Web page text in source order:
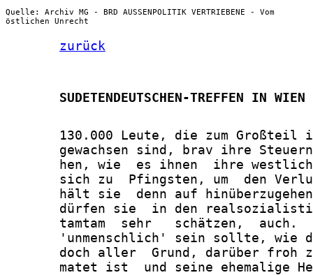
Quelle: Archiv MG - BRD AUSSENPOLITIK VERTRIEBENE - Vom
östlichen Unrecht
zurück
       SUDETENDEUTSCHEN-TREFFEN IN WIEN
130.000 Leute, die zum Großteil
gewachsen sind, brav ihre
hen, wie  es ihnen  ihre
sich zu  Pfingsten, um  den
hält sie  denn auf
dürfen sie  in den
tamtam  sehr   schätzen,  auch.
'unmenschlich' sein sollte, wie
doch aller  Grund, darüber froh
matet ist  und seine ehemalige